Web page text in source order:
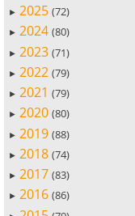
► 2025 (72)
► 2024 (80)
► 2023 (71)
► 2022 (79)
► 2021 (79)
► 2020 (80)
► 2019 (88)
► 2018 (74)
► 2017 (83)
► 2016 (86)